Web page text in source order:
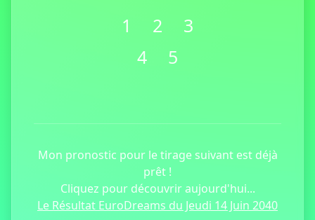
1 2
3
4
5
Mon pronostic pour le tirage suivant est déjà
prêt !
Cliquez pour découvrir aujourd'hui...
Le Résultat EuroDreams du Jeudi 14 Juin 2040